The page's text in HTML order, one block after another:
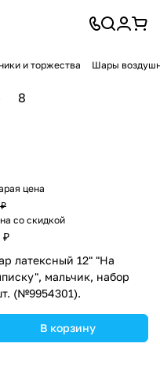
и торжества Шары
8
цена
со скидкой
₽
латексный 12" "На
мальчик, набор
(№9954301).
В корзину